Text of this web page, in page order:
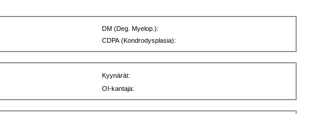
DM (Deg. Myelop.):
CDPA (Kondrodysplasia):
Kyynärät:
OI-kantaja: